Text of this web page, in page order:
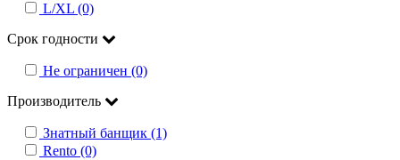
L/XL (0)
Срок годности
Не ограничен (0)
Производитель
Знатный банщик (1)
Rento (0)